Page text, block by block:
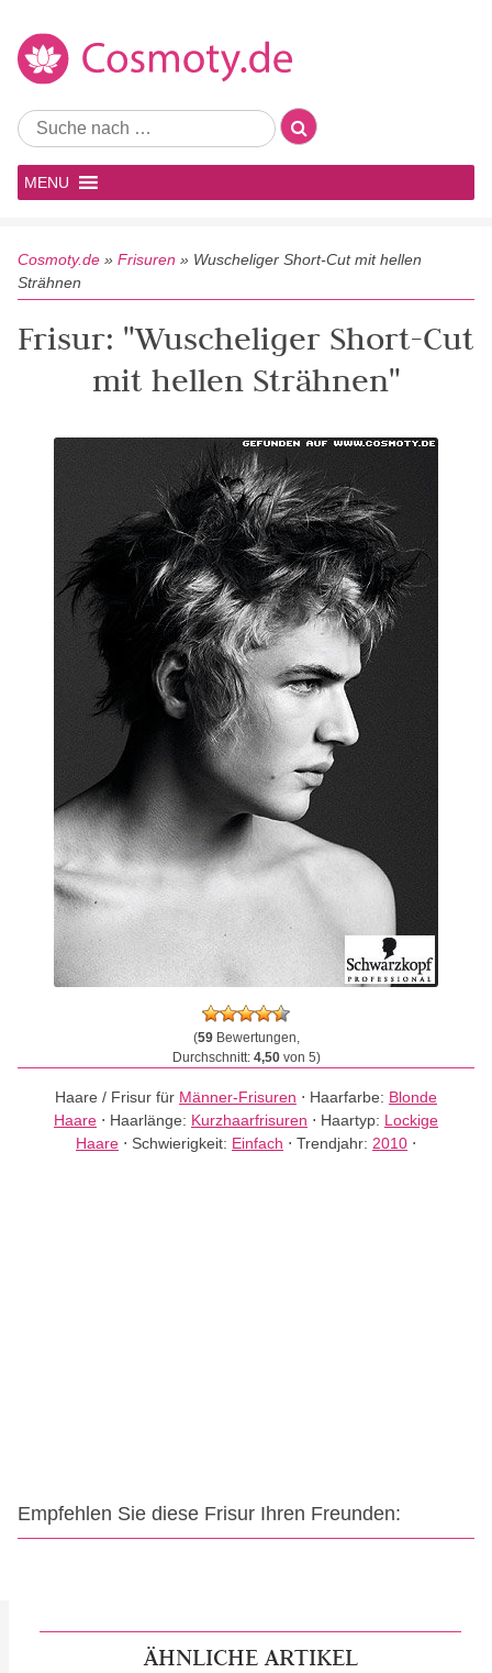
MENU
Cosmoty.de » Frisuren » Wuscheliger Short-Cut mit hellen
Strähnen
Frisur: "Wuscheliger Short-Cut
mit hellen Strähnen"
(59Bewertungen,
Durchschnitt: 4,50von 5)
Haare / Frisur für Männer-Frisuren ⋅ Haarfarbe: Blonde
Haare ⋅ Haarlänge: Kurzhaarfrisuren ⋅ Haartyp: Lockige
Haare ⋅ Schwierigkeit: Einfach ⋅ Trendjahr: 2010 ⋅
Empfehlen Sie diese Frisur Ihren Freunden:
ÄHNLICHE ARTIKEL